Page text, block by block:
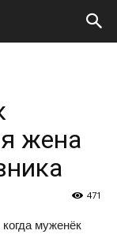
жена
471
муженёк